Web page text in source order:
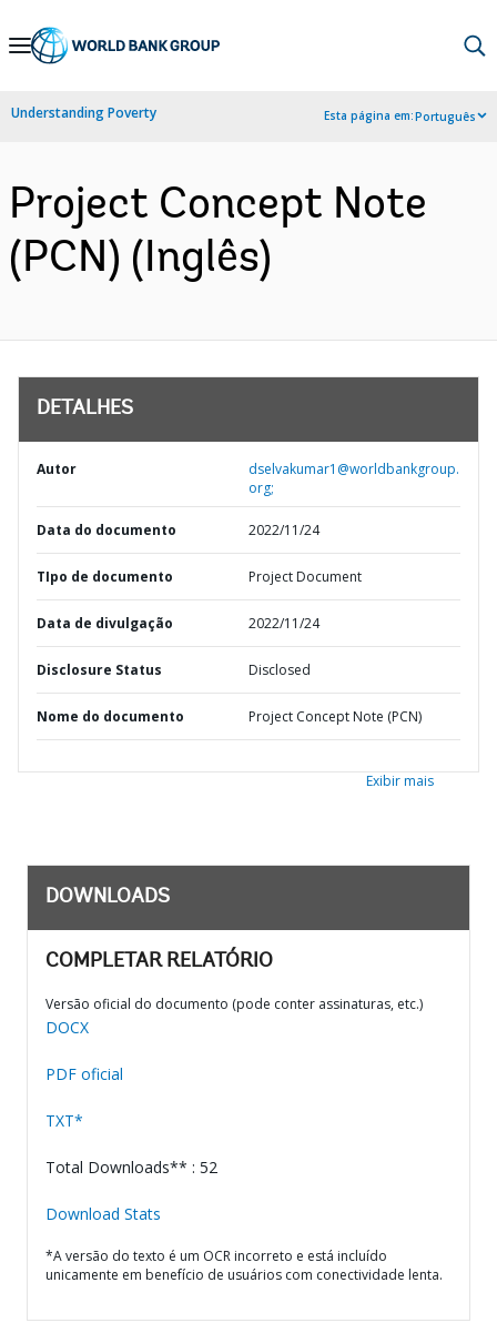
Skip
Navigation
Understanding Poverty Esta página em:Português
Project Concept Note
(PCN) (Inglês)
DETALHES
Autor
dselvakumar1@worldbankgroup.
org;
Data do documento 2022/11/24
TIpo de documento Project Document
Data de divulgação 2022/11/24
Disclosure Status Disclosed
Nome do documento Project Concept Note (PCN)
Exibir mais
DOWNLOADS
COMPLETAR RELATÓRIO
Versão oficial do documento (pode conter assinaturas, etc.)
DOCX
PDF oficial
TXT*
Total Downloads** : 52
Download Stats
*A versão do texto é um OCR incorreto e está incluído
unicamente em benefício de usuários com conectividade lenta.